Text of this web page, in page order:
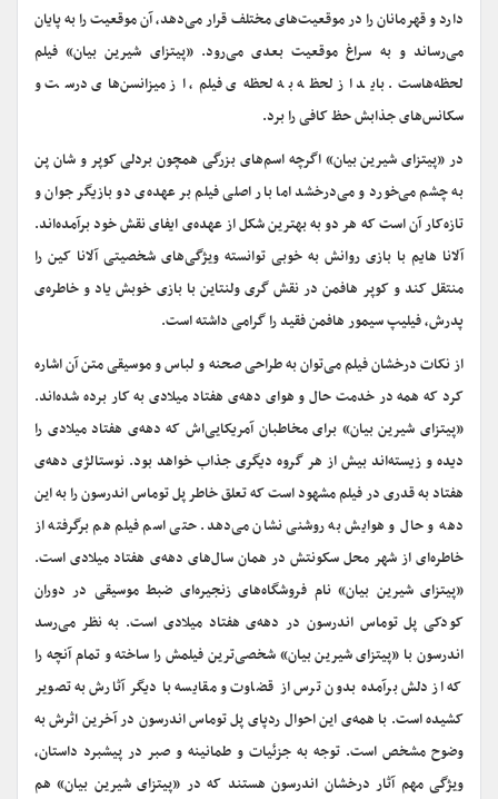
دارد و قهرمانان را در موقعیت‌های مختلف قرار می‌دهد، آن موقعیت را به پایان
می‌رساند و به سراغ موقعیت بعدی می‌رود. «پیتزای شیرین بیان» فیلم
لحظه‌هاست. باید از لحظه به لحظه‌ی فیلم، از میزانسن‌های درست و
سکانس‌های جذابش حظ کافی را برد.
در «پیتزای شیرین بیان» اگرچه اسم‌های بزرگی همچون بردلی کوپر و شان پن
به چشم می‌خورد و می‌درخشد اما بار اصلی فیلم بر عهده‌ی دو بازیگر جوان و
تازه‌کار آن است که هر دو به بهترین شکل از عهده‌ی ایفای نقش خود برآمده‌اند.
آلانا هایم با بازی روانش به خوبی توانسته ویژگی‌های شخصیتی آلانا کین را
منتقل کند و کوپر هافمن در نقش گری ولنتاین با بازی خوبش یاد و خاطره‌ی
پدرش، فیلیپ سیمور هافمن فقید را گرامی داشته است.
از نکات درخشان فیلم می‌توان به طراحی صحنه و لباس و موسیقی متن آن اشاره
کرد که همه در خدمت حال و هوای دهه‌ی هفتاد میلادی به کار برده شده‌اند.
«پیتزای شیرین بیان» برای مخاطبان آمریکایی‌اش که دهه‌ی هفتاد میلادی را
دیده و زیسته‌اند بیش از هر گروه دیگری جذاب خواهد بود. نوستالژی دهه‌ی
هفتاد به قدری در فیلم مشهود است که تعلق خاطر پل توماس اندرسون را به این
دهه و حال و هوایش به روشنی نشان می‌دهد. حتی اسم فیلم هم برگرفته از
خاطره‌ای از شهر محل سکونتش در همان سال‌های دهه‌ی هفتاد میلادی است.
«پیتزای شیرین بیان» نام فروشگاه‌های زنجیره‌ای ضبط موسیقی در دوران
کودکی پل توماس اندرسون در دهه‌ی هفتاد میلادی است. به نظر می‌رسد
اندرسون با «پیتزای شیرین بیان» شخصی‌ترین فیلمش را ساخته و تمام آنچه را
که از دلش برآمده بدون ترس از قضاوت و مقایسه با دیگر آثارش به تصویر
کشیده است. با همه‌ی این احوال ردپای پل توماس اندرسون در آخرین اثرش به
وضوح مشخص است. توجه به جزئیات و طمانینه و صبر در پیشبرد داستان،
ویژگی مهم آثار درخشان اندرسون هستند که در «پیتزای شیرین بیان» هم